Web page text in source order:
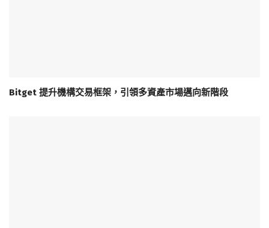
Bitget 提升機構交易框架，引領多資產市場邁向新階段